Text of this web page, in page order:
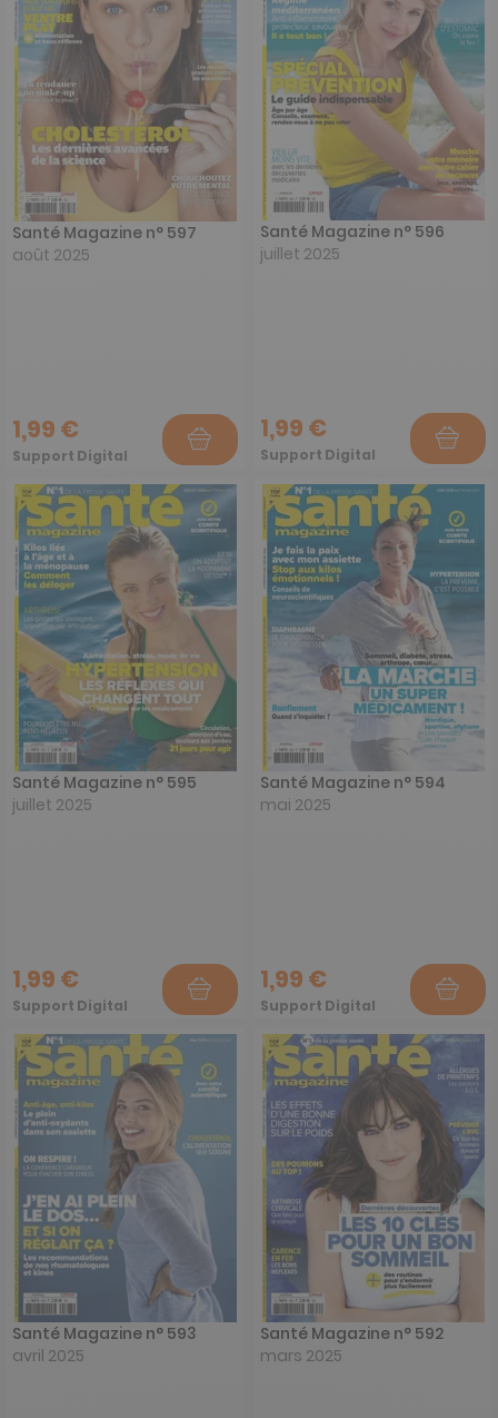
Santé Magazine n° 597
août 2025
1,99 €
Support Digital
Santé Magazine n° 596
juillet 2025
1,99 €
Support Digital
Santé Magazine n° 595
juillet 2025
1,99 €
Support Digital
Santé Magazine n° 594
mai 2025
1,99 €
Support Digital
Santé Magazine n° 593
avril 2025
Santé Magazine n° 592
mars 2025